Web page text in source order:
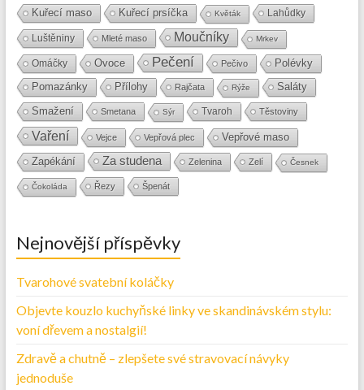
Kuřecí maso Kuřecí prsíčka Květák Lahůdky
Luštěniny Mleté maso Moučníky Mrkev
Omáčky Ovoce Pečení Pečivo Polévky
Pomazánky Přílohy Rajčata Rýže
Saláty
Smažení
Smetana Sýr Tvaroh Těstoviny
Vaření Vejce Vepřová plec
Vepřové maso
Zapékání
Za studena Zelenina Zelí Česnek
Čokoláda Řezy Špenát
Nejnovější příspěvky
Tvarohové svatební koláčky
Objevte kouzlo kuchyňské linky ve skandinávském stylu:
voní dřevem a nostalgií!
Zdravě a chutně – zlepšete své stravovací návyky
jednoduše